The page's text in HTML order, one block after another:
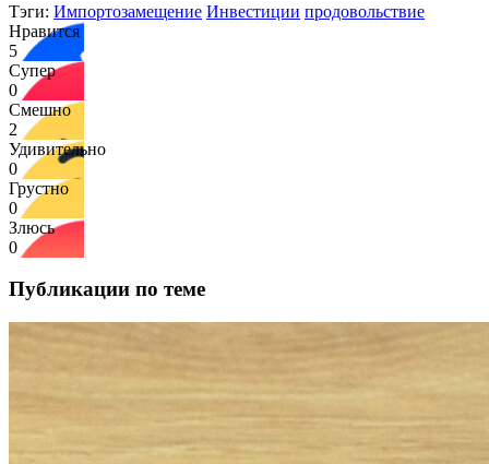
Тэги: Импортозамещение Инвестиции продовольствие
Нравится
5
Супер
0
Смешно
2
Удивительно
0
Грустно
0
Злюсь
0
Публикации по теме